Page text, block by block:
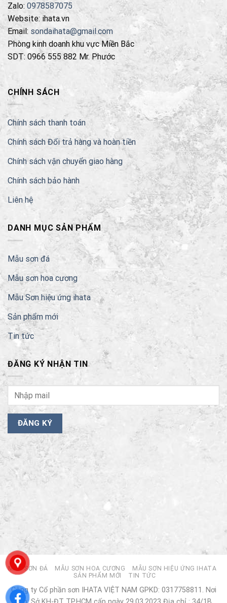
Zalo: 0978587075
Website: ihata.vn
Email: sondaihata@gmail.com
Phòng kinh doanh khu vực Miền Bắc
SDT: 0966 555 882 Mr. Phước
CHÍNH SÁCH
Chính sách thanh toán
Chính sách Đổi trả hàng và hoàn tiền
Chính sách vận chuyển giao hàng
Chính sách bảo hành
Liên hệ
DANH MỤC SẢN PHẨM
Mẫu sơn đá
Mẫu sơn hoa cương
Mẫu Sơn hiệu ứng ihata
Sản phẩm mới
Tin tức
ĐĂNG KÝ NHẬN TIN
MẪU SƠN ĐÁ MẪU SƠN HOA CƯƠNG
MẪU SƠN HIỆU ỨNG IHATA
SẢN PHẨM MỚI
TIN TỨC
Công ty Cổ phần sơn IHATA VIỆT NAM GPKD: 0317758811. Nơi